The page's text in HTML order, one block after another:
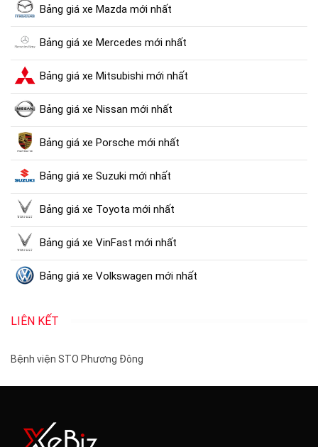
Bảng giá xe Mazda mới nhất
Bảng giá xe Mercedes mới nhất
Bảng giá xe Mitsubishi mới nhất
Bảng giá xe Nissan mới nhất
Bảng giá xe Porsche mới nhất
Bảng giá xe Suzuki mới nhất
Bảng giá xe Toyota mới nhất
Bảng giá xe VinFast mới nhất
Bảng giá xe Volkswagen mới nhất
LIÊN KẾT
Bệnh viện STO Phương Đông